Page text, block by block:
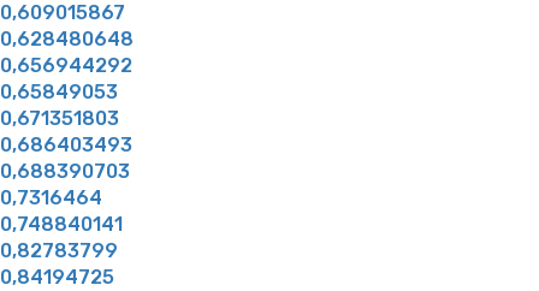
0,609015867
0,628480648
0,656944292
0,65849053
0,671351803
0,686403493
0,688390703
0,7316464
0,748840141
0,82783799
0,84194725